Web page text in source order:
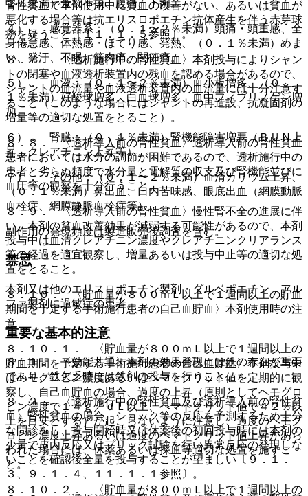
腎性貧血で本剤使用中に貧血の改善がない、あるいは貧血が
悪化する場合等は抗エリスロポエチン抗体産生を伴う赤芽球
癆を疑うこと〔１１．１．５参照〕。
８．７． 〈透析施行中の腎性貧血〉本剤投与によりシャン
トの閉塞や血液透析装置内の残血を認める場合があるので、
シャントの血流量や血液透析装置内の血流量には十分注意す
ること（このような場合にはシャントの再造設、抗凝固剤の
増量等の適切な処置をとること）。
８．８． 〈透析導入前の腎性貧血〉透析導入前の腎性貧血
患者においては水分の調節が困難であるので、透析施行中の
患者と劣らぬ頻度で水分量と電解質の収支及び腎機能並びに
血圧等の観察を十分行うこと。
８．９． 〈透析導入前の腎性貧血〉慢性腎不全の進展に伴
い、本剤の貧血改善効果が減弱する可能性があるので、本剤
投与中は血清クレアチニン濃度やクレアチニンクリアランス
等の経過を適宜観察し、増量あるいは投与中止等の適切な処
置をとること。
８．１０． 〈貯血量が８００ｍＬ以上で１週間以上の貯血
期間を予定する手術施行患者の自己血貯血〉本剤使用時の注
意
８．１０．１． 〈貯血量が８００ｍＬ以上で１週間以上の
貯血期間を予定する手術施行患者の自己血貯血〉本剤投与中
はヘモグロビン濃度あるいはヘマトクリット値を定期的に観
察し、自己血貯血の場合、過度の上昇（原則としてヘモグロ
ビン濃度で１４ｇ／ｄＬ以上、ヘマトクリット値で４２％以
上を目安とする）が起こらないように注意し、過度のヘモグ
ロビン濃度上昇あるいは過度のヘマトクリット値上昇があら
われた場合には、休薬あるいは採血等適切な処置を施すこ
と。
８．１０．２． 〈貯血量が８００ｍＬ以上で１週間以上の
１％未満）食欲不振、腹痛、下痢。
４）． 感覚器系：（０．１〜２％未満）頭痛・頭重感、全
身倦怠感、体熱感・ほてり感、発熱、（０．１％未満）めま
い、発汗、不眠、筋肉痛、関節痛。
５）． 血液：（０．１〜２％未満）血小板増多、（０．
１％未満）好酸球増多、白血球増多、血中フィブリノゲン増
加。
６）． 腎臓：（０．１％未満）腎機能障害増悪（ＢＵＮ上
昇、クレアチニン上昇等）。
７）． その他：（０．１〜２％未満）血清カリウム上昇、
（０．１％未満）鼻出血、口内苦味感、眼底出血（網膜動脈
血栓症、網膜静脈血栓症等）。
副作用の発現頻度は製造販売後調査を含む。
禁忌
本剤又は他のエリスロポエチン製剤・ダルベポエチン アル
ファ製剤に過敏症の患者。
重要な基本的注意
８．１． 〈効能共通〉本剤の効果発現には鉄の存在が重要
であり、鉄欠乏時には鉄剤の投与を行うこと。
８．２． 〈透析施行中の腎性貧血及び透析導入前の腎性貧
血〉腎性貧血の場合、ショック等の反応を予測するため十分
な問診をし、投与開始時又は休薬後の初回投与時には本剤の
少量で皮内反応又はプリック試験を行い異常反応の発現しな
いことを確認後全量を投与することが望ましい〔９．１．
３、９．１．４、１１．１．１参照〕。